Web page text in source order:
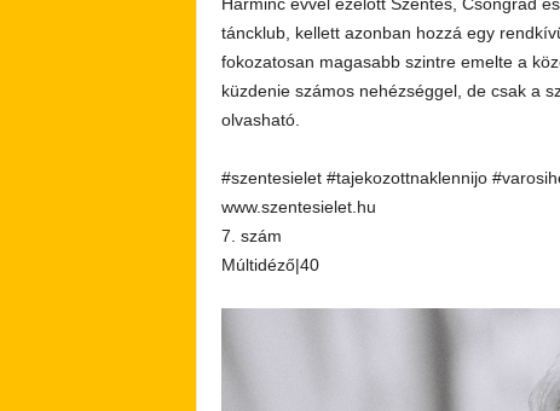
táncklub, kellett azonban hozzá egy
fokozatosan magasabb szintre emelte a
küzdenie számos nehézséggel, de csak a
olvasható.
#szentesielet #tajekozottnaklennijo
www.szentesielet.hu
7. szám
Múltidéző|40